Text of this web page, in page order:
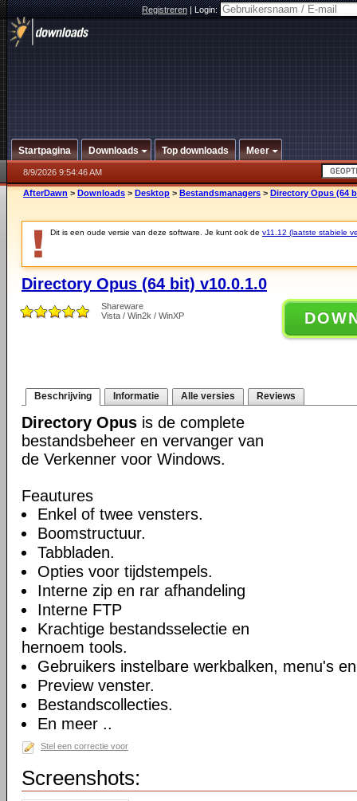
Registreren|Login:
Startpagina Downloads Top downloads Meer
8/9/2026 9:54:46 AM
AfterDawn > Downloads > Desktop > Bestandsmanagers > Directory Opus (64
Dit is een oude versie van deze software. Je kunt ook de v11.12 (laatste stabiele
Directory Opus (64 bit) v10.0.1.0
Shareware
Vista / Win2k / WinXP
Beschrijving Informatie Alle versies Reviews
Directory Opus is de complete
bestandsbeheer en vervanger van
de Verkenner voor Windows.
Feautures
Enkel of twee vensters.
Boomstructuur.
Tabbladen.
Opties voor tijdstempels.
Interne zip en rar afhandeling
Interne FTP
Krachtige bestandsselectie en
hernoem tools.
Gebruikers instelbare werkbalken, menu's
Preview venster.
Bestandscollecties.
En meer ..
Stel een correctie voor
Screenshots: